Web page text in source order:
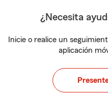
¿Necesita
Inicie o realice un
aplicación